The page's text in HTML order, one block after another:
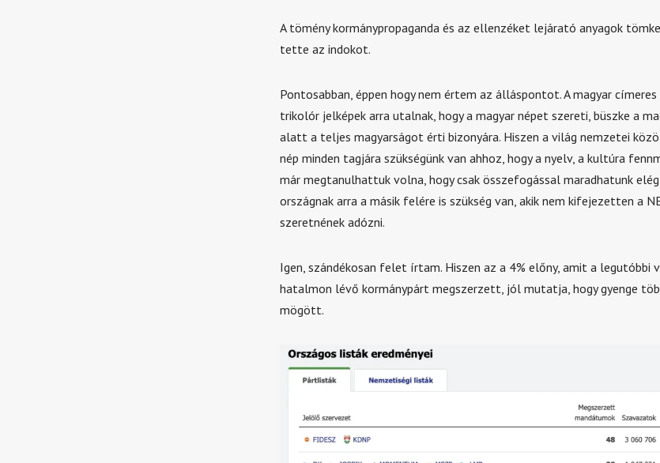
A tömény kormánypropaganda és az ellenzéket lejárató anyagok
tette az indokot.
Pontosabban, éppen hogy nem értem az álláspontot. A magyar címeres
trikolór jelképek arra utalnak, hogy a magyar népet szereti, büszke a
alatt a teljes magyarságot érti bizonyára. Hiszen a világ nemzetei
nép minden tagjára szükségünk van ahhoz, hogy a nyelv, a kultúra
már megtanulhattuk volna, hogy csak összefogással maradhatunk elég
országnak arra a másik felére is szükség van, akik nem kifejezetten a
szeretnének adózni.
Igen, szándékosan felet írtam. Hiszen az a 4% előny, amit a legutóbbi
hatalmon lévő kormánypárt megszerzett, jól mutatja, hogy gyenge
mögött.